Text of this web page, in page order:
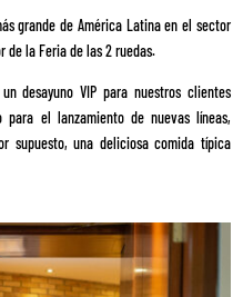
grande de América Latina en el sector
de la Feria de las 2 ruedas.
desayuno VIP para nuestros clientes
para el lanzamiento de nuevas líneas,
supuesto, una deliciosa comida típica